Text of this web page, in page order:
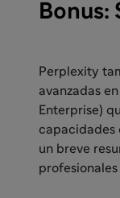
Bonus:
Perplexity
avanzadas
Enterprise)
capacidades
un breve